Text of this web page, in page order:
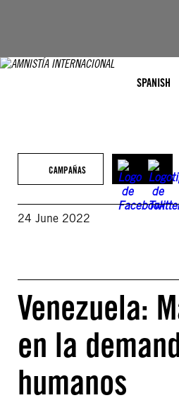
SPANISH
CAMPAÑAS
24 June 2022
Venezuela:
en la
humanos